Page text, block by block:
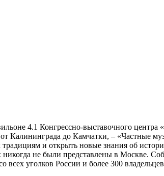
4.1 Конгрессно-выставочного
Калининграда до Камчатки, – «Частные
и открыть новые знания об
никогда не были представлены в Москве.
всех уголков России и более 300